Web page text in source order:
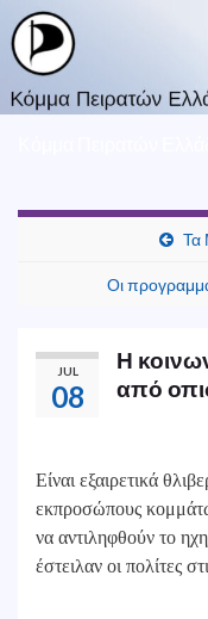
Τα
Οι
JUL
08
Η
από
Είναι εξαιρετικά
εκπροσώπους
να αντιληφθούν το
έστειλαν οι πολίτες